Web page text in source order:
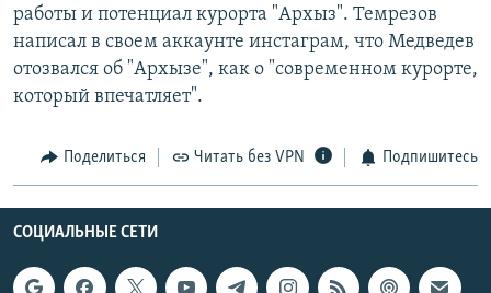
работы и потенциал курорта "Архыз". Темрезов
написал в своем аккаунте инстаграм, что Медведев
отозвался об "Архызе", как о "современном курорте,
который впечатляет".
Поделиться Читать без VPN Подпишитесь
СОЦИАЛЬНЫЕ СЕТИ